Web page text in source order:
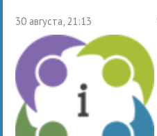
30 августа, 21:13